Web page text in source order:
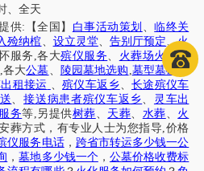
、全天
供:【全国】 白事活动策划 、临终关
殓纳棺、 设立灵堂、 告别厅预定、火
服务 ,各大殡仪服务、 火葬场火化服
,各大公墓、 陵园墓地选购 ,墓型墓碑个
租接运 、殡仪车返乡、 长途殡仪车
、接送病患者殡仪车返乡、
灵车出
务等,另提供树葬、 天葬、 水葬、 火
葬方式，有专业人士为您指导,价格
仪服务 电话， 跨省市转运多少钱一公
，墓地多少钱一个， 公墓价格收费标